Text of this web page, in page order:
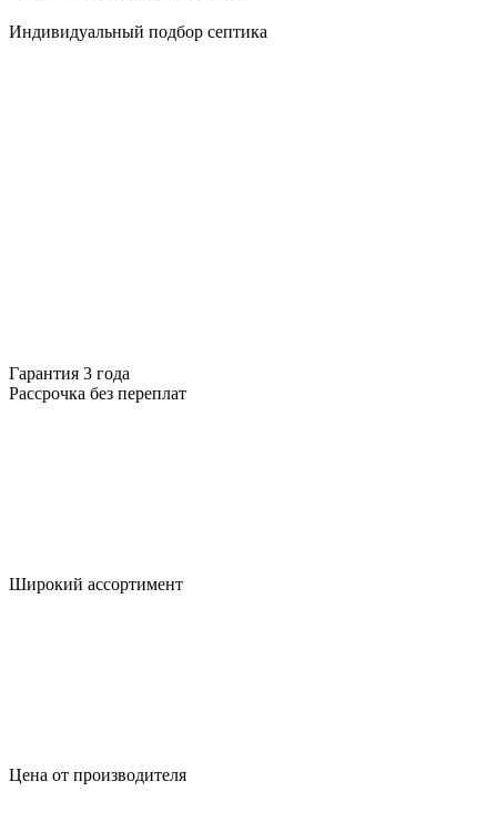
Индивидуальный подбор септика
Гарантия 3 года
Рассрочка без переплат
Широкий ассортимент
Цена от производителя